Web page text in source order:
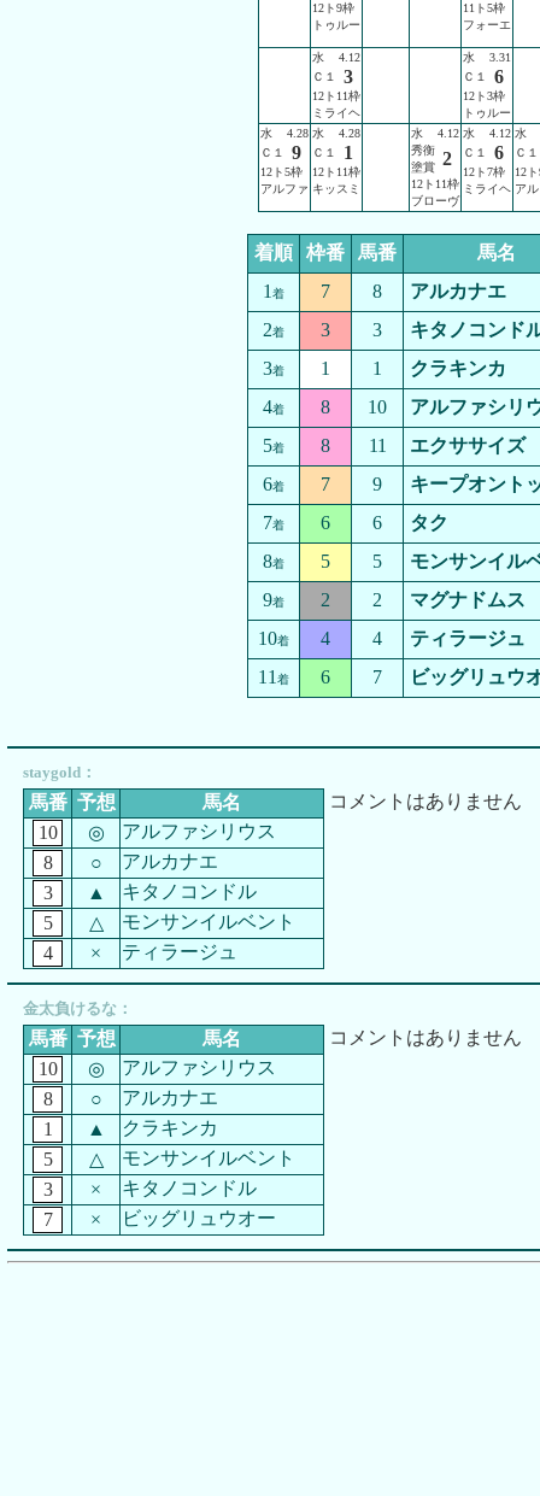
12ト9枠
トゥルー
11ト5枠
フォーエ
水
4.12
Ｃ１
3
12ト11枠
ミライヘ
水
3.31
Ｃ１
6
12ト3枠
トゥルー
水
4.28
Ｃ１
9
12ト5枠
アルファ
水
4.28
Ｃ１
1
12ト11枠
キッスミ
水
4.12
秀衡
塗賞 2
12ト11枠
ブローヴ
水
4.12
Ｃ１
6
12ト7枠
ミライヘ
水
Ｃ１
12
ア
着順 枠番 馬番
馬名
1 着 7 8
アルカナエ
2着 3 3
キタノコンド
3着 1 1
クラキンカ
4着 8 10
アルファシリ
5着 8 11
エクササイズ
6着 7 9
キープオント
7着 6 6
タク
8着 5 5
モンサンイル
9着 2 2
マグナドムス
10着 4 4
ティラージュ
11 着 6 7 ビッグリュウ
staygold：
馬番 予想
馬名
10
◎
アルファシリウス
8
○
アルカナエ
3
▲
キタノコンドル
5
△
モンサンイルベント
4
× ティラージュ
コメントはありません
金太負けるな：
馬番 予想
馬名
10
◎
アルファシリウス
8
○
アルカナエ
1
▲
クラキンカ
5
△
モンサンイルベント
3
×
キタノコンドル
7
× ビッグリュウオー
コメントはありません